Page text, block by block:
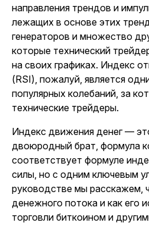
направления трендов и
лежащих в основе этих
генераторов и множество
которые технический
на своих графиках. Индекс
(RSI), пожалуй, является
популярных колебаний, за
технические трейдеры.
Индекс движения денег —
двоюродный брат, формула
соответствует формуле
силы, но с одним ключевым
руководстве мы расскажем,
денежного потока и как его
торговли биткоином и